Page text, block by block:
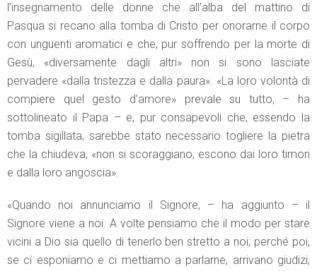
l’insegnamento delle donne che all’alba del mattino di
Pasqua si recano alla tomba di Cristo per onorarne il corpo
con unguenti aromatici e che, pur soffrendo per la morte di
Gesù, «diversamente dagli altri» non si sono lasciate
pervadere «dalla tristezza e dalla paura». «La loro volontà di
compiere quel gesto d’amore» prevale su tutto, – ha
sottolineato il Papa – e, pur consapevoli che, essendo la
tomba sigillata, sarebbe stato necessario togliere la pietra
che la chiudeva, «non si scoraggiano, escono dai loro timori
e dalla loro angoscia».
«Quando noi annunciamo il Signore, – ha aggiunto – il
Signore viene a noi. A volte pensiamo che il modo per stare
vicini a Dio sia quello di tenerlo ben stretto a noi; perché poi,
se ci esponiamo e ci mettiamo a parlarne, arrivano giudizi,